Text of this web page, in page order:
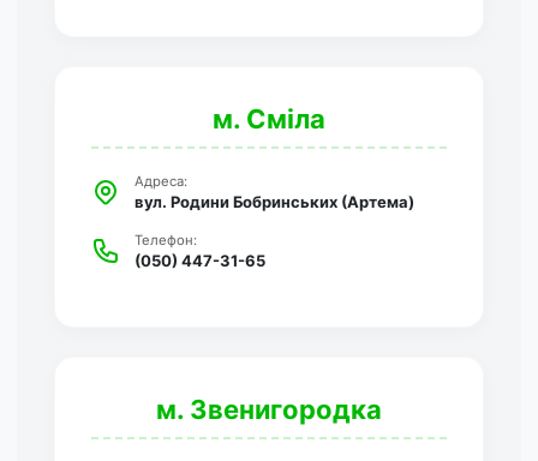
м. Сміла
Адреса:
вул. Родини Бобринських (Артема)
Телефон:
(050) 447-31-65
м. Звенигородка